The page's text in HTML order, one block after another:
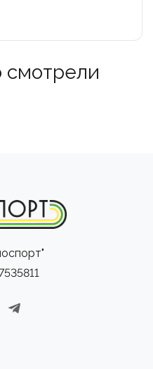
смотрели